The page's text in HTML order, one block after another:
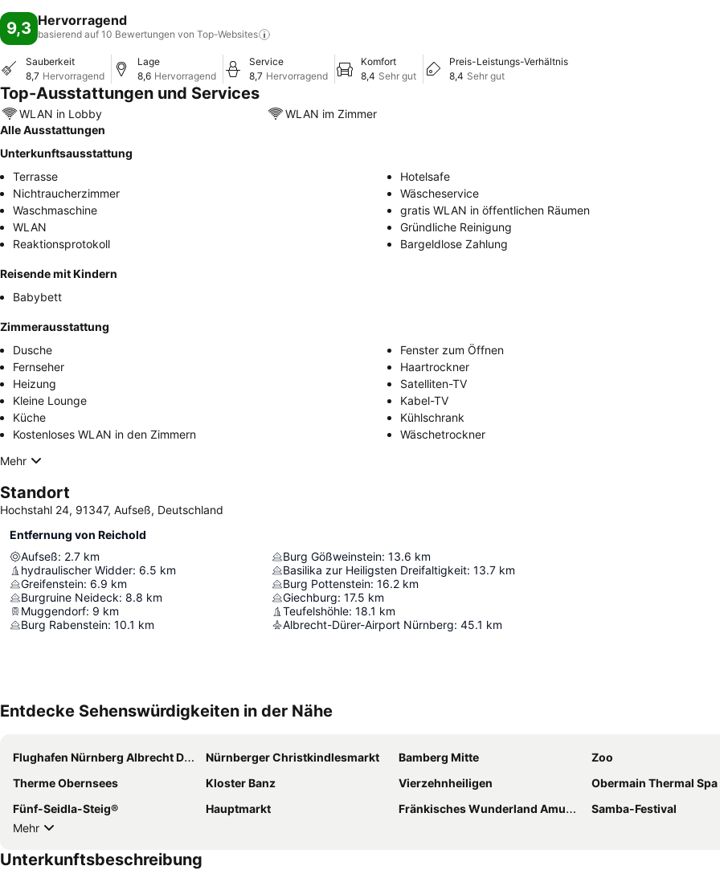
9,3 Hervorragend
basierend auf 10 Bewertungen von Top-Websites
Sauberkeit
8,7 Hervorragend
Lage
8,6 Hervorragend
Service
8,7 Hervorragend
Komfort
8,4 Sehr gut
Preis-Leistungs-Verhältnis
8,4 Sehr gut
Top-Ausstattungen und Services
WLAN in Lobby
WLAN im Zimmer
Alle Ausstattungen
Unterkunftsausstattung
Terrasse
Hotelsafe
Nichtraucherzimmer
Wäscheservice
Waschmaschine
gratis WLAN in öffentlichen Räumen
WLAN
Gründliche Reinigung
Reaktionsprotokoll
Bargeldlose Zahlung
Reisende mit Kindern
Babybett
Zimmerausstattung
Dusche
Fenster zum Öffnen
Fernseher
Haartrockner
Heizung
Satelliten-TV
Kleine Lounge
Kabel-TV
Küche
Kühlschrank
Kostenloses WLAN in den Zimmern
Wäschetrockner
Mehr
Standort
Hochstahl 24, 91347, Aufseß, Deutschland
Entfernung von Reichold
Aufseß: 2.7 km
hydraulischer Widder: 6.5 km
Greifenstein: 6.9 km
Burgruine Neideck: 8.8 km
Muggendorf: 9 km
Burg Rabenstein: 10.1 km
Burg Gößweinstein: 13.6 km
Basilika zur Heiligsten Dreifaltigkeit: 13.7 km
Burg Pottenstein: 16.2 km
Giechburg: 17.5 km
Teufelshöhle: 18.1 km
Albrecht-Dürer-Airport Nürnberg: 45.1 km
Entdecke Sehenswürdigkeiten in der Nähe
Flughafen Nürnberg Albrecht Dürer Nürnberger Christkindlesmarkt Bamberg Mitte
Zoo
Therme Obernsees
Kloster Banz Vierzehnheiligen
Obermain Thermal Spa
Fünf-Seidla-Steig®
Hauptmarkt Fränkisches Wunderland Amusement Park
Samba-Festival
Mehr
Unterkunftsbeschreibung